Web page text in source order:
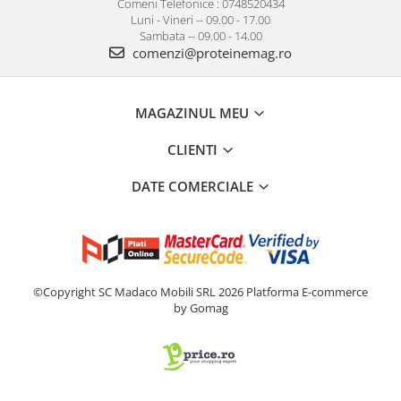
Comeni Telefonice : 0748520434
Luni - Vineri -- 09.00 - 17.00
Sambata -- 09.00 - 14.00
comenzi@proteinemag.ro
MAGAZINUL MEU
CLIENTI
DATE COMERCIALE
©Copyright SC Madaco Mobili SRL 2026 Platforma E-commerce
by Gomag